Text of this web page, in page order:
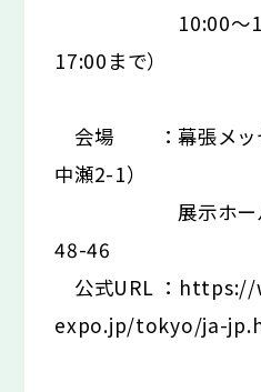
10:00～
17:00まで）
会場 ：幕張メッ
中瀬2-1）
展示ホール8
48-46
公式URL ：
expo.jp/tokyo/ja-